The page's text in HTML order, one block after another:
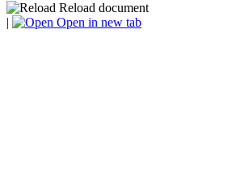
Reload document
|
Open in new tab